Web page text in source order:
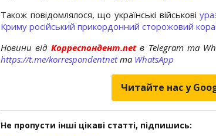
Також повідомлялося, що українські військові
Криму російський прикордонний сторожовий
Новини від Корреспондент.netв Telegram та
https://t.me/korrespondentnetта WhatsApp
Читайте нас у
Не пропусти інші цікаві статті, підпишись: